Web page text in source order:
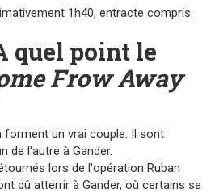
1h40, entracte compris.
quel point le
Frow Away
forment un vrai couple. Il sont
de l'autre à Gander.
lors de l'opération Ruban
dû atterrir à Gander, où certains se